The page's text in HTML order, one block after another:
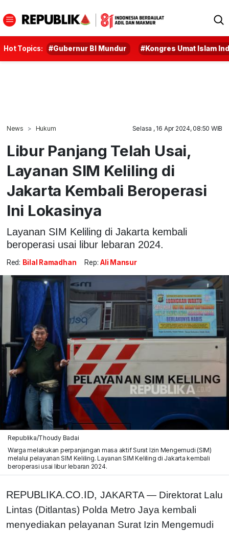
Hot Topics: #Gubernur BI Mundur #Kongres Umat Islam
News Hukum Selasa , 16 Apr 2024, 08:50 WIB
Libur Panjang Telah Usai,
Layanan SIM Keliling di
Jakarta Kembali Beroperasi
Ini Lokasinya
Layanan SIM Keliling di Jakarta kembali
beroperasi usai libur lebaran 2024.
Red: Bilal Ramadhan Rep: Ali Mansur
Republika/Thoudy Badai
Warga melakukan perpanjangan masa aktif Surat Izin Mengemudi (SIM)
melalui pelayanan SIM Keliling. Layanan SIM Keliling di Jakarta kembali
beroperasi usai libur lebaran 2024.
REPUBLIKA.CO.ID, JAKARTA — Direktorat Lalu
Lintas (Ditlantas) Polda Metro Jaya kembali
menyediakan pelayanan Surat Izin Mengemudi